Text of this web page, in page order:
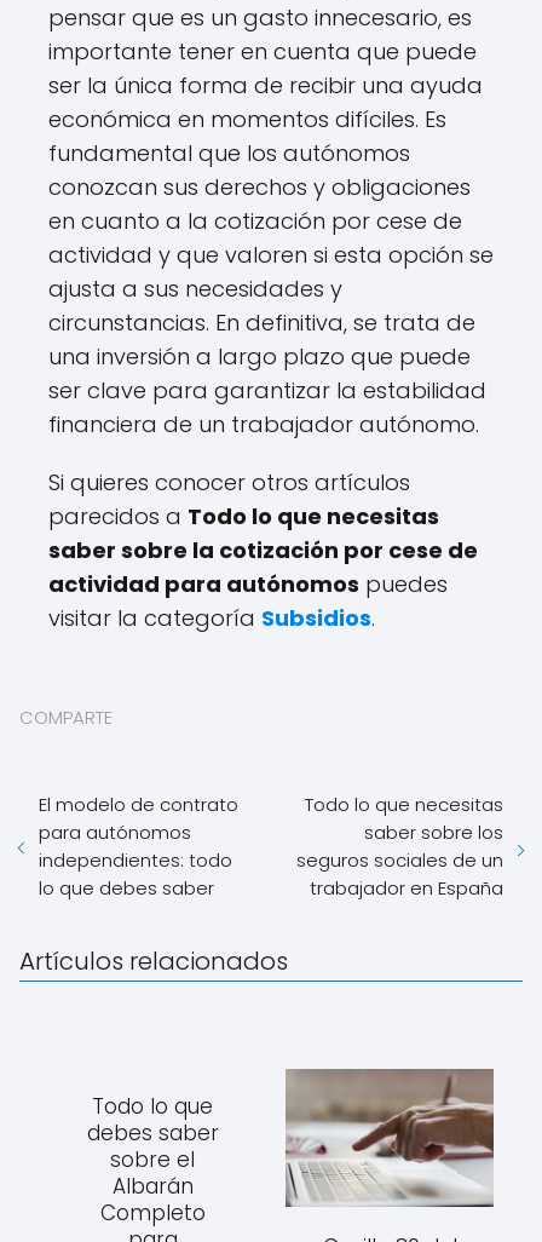
pensar que es un gasto innecesario, es
importante tener en cuenta que puede
ser la única forma de recibir una ayuda
económica en momentos difíciles. Es
fundamental que los autónomos
conozcan sus derechos y obligaciones
en cuanto a la cotización por cese de
actividad y que valoren si esta opción se
ajusta a sus necesidades y
circunstancias. En definitiva, se trata de
una inversión a largo plazo que puede
ser clave para garantizar la estabilidad
financiera de un trabajador autónomo.
Si quieres conocer otros artículos
parecidos a Todo lo que necesitas
saber sobre la cotización por cese de
actividad para autónomos puedes
visitar la categoría Subsidios.
COMPARTE
El modelo de contrato
para autónomos
independientes: todo
lo que debes saber
Todo lo que necesitas
saber sobre los
seguros sociales de un
trabajador en España
Artículos relacionados
Todo lo que
debes saber
sobre el
Albarán
Completo